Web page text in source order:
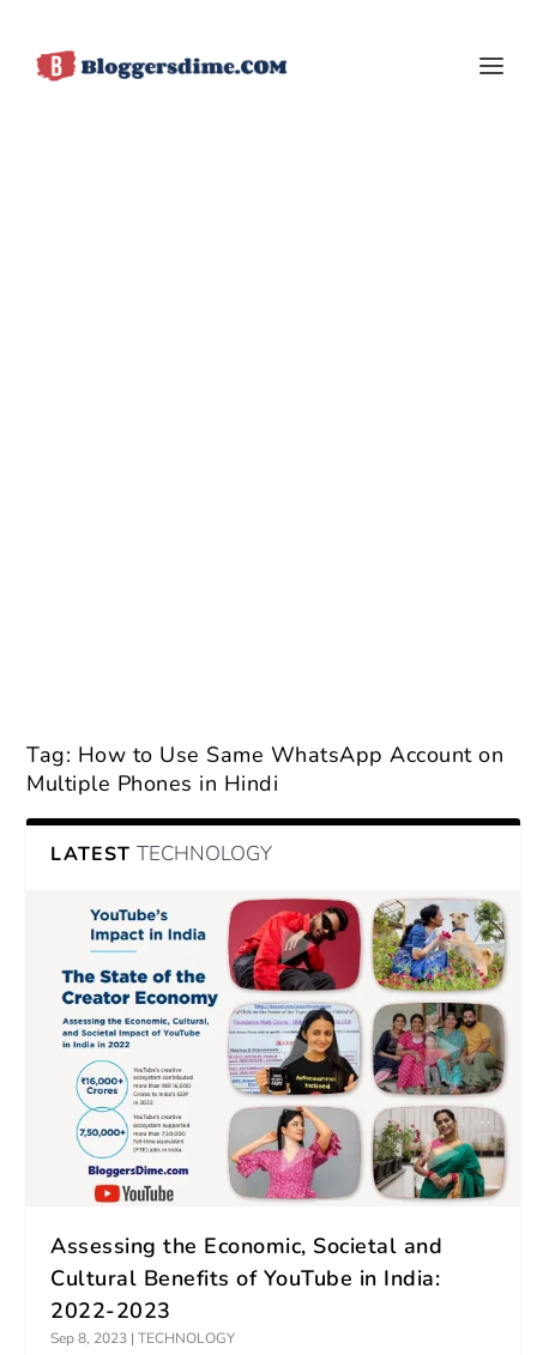
Tag: How to Use Same WhatsApp Account on
Multiple Phones in Hindi
LATEST TECHNOLOGY
Assessing the Economic, Societal and
Cultural Benefits of YouTube in India:
2022-2023
Sep 8, 2023 |TECHNOLOGY